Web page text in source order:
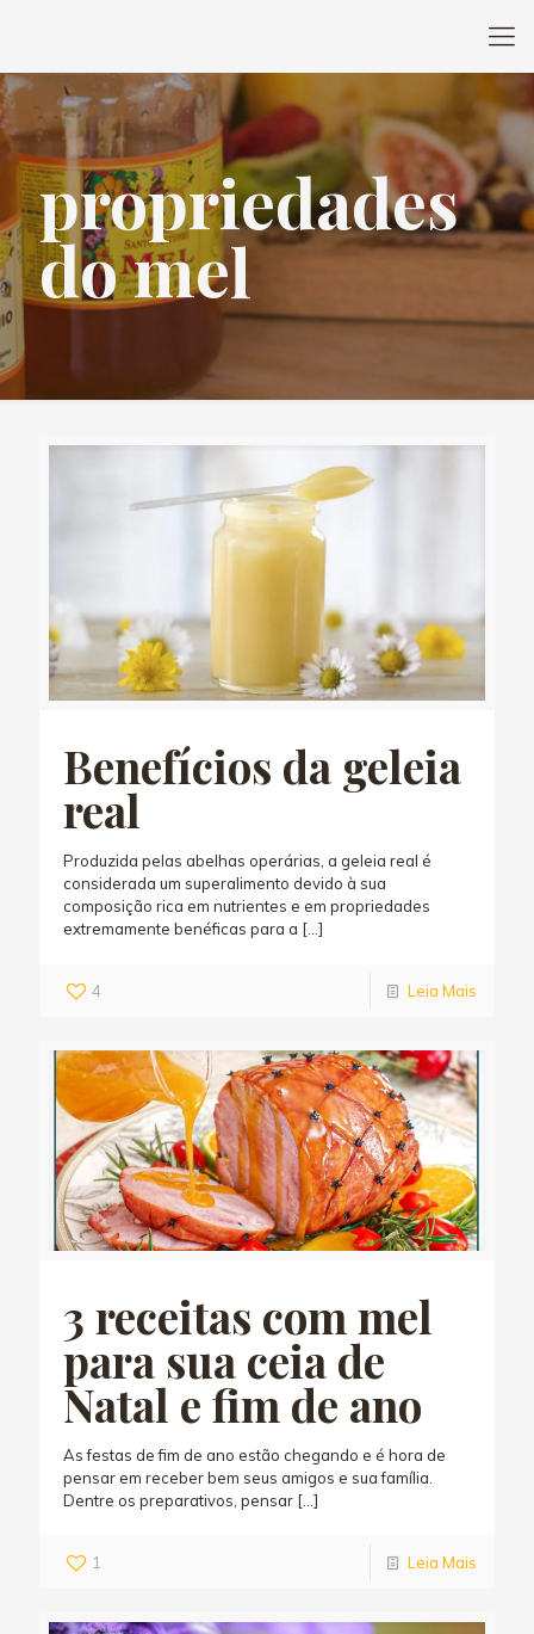
propriedades
do mel
Benefícios da geleia
real
Produzida pelas abelhas operárias, a geleia real é
considerada um superalimento devido à sua
composição rica em nutrientes e em propriedades
extremamente benéficas para a […]
4 Leia Mais
3 receitas com mel
para sua ceia de
Natal e fim de ano
As festas de fim de ano estão chegando e é hora de
pensar em receber bem seus amigos e sua família.
Dentre os preparativos, pensar […]
1 Leia Mais